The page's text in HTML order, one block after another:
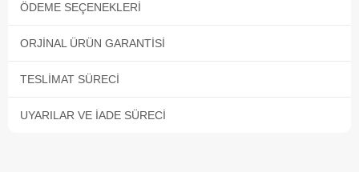
ÖDEME SEÇENEKLERI
ORJINAL ÜRÜN GARANTISI
TESLIMAT SÜRECI
UYARILAR VE İADE SÜRECI